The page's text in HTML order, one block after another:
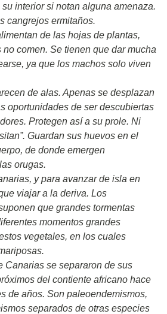
interior si notan alguna amenaza.
cangrejos ermitaños.
de las hojas de plantas,
no comen. Se tienen que dar mucha
ya que los machos solo viven
de alas. Apenas se desplazan
oportunidades de ser descubiertas
Protegen así a su prole. Ni
Guardan sus huevos en el
de donde emergen
orugas.
y para avanzar de isla en
viajar a la deriva. Los
que grandes tormentas
momentos grandes
vegetales, en los cuales
Canarias se separaron de sus
del contiente africano hace
de años. Son paleoendemismos,
separados de otras especies